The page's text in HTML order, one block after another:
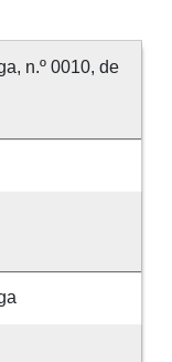
n.º 0010, de